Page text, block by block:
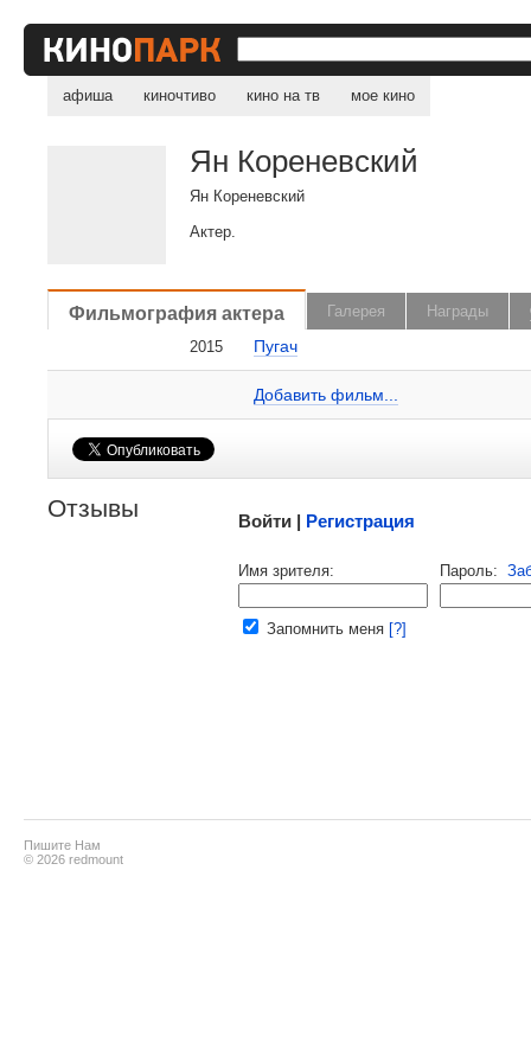
афиша киночтиво кино на тв мое кино
Ян Кореневский
Ян Кореневский
Актер.
Фильмография актера Галерея Награды
2015
Пугач
Добавить фильм...
Ян Кореневский на сайте Кино-Театр.ru
Отзывы
, поделитесь своим мнением
Войти | Регистрация
Имя зрителя: Пароль:
Запомнить меня [?]
Пишите Нам
© 2026 redmount